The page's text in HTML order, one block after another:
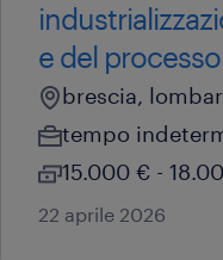
e del processo
brescia,
tempo
15.000 € -
22 aprile 2026